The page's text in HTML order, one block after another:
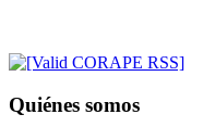
Quiénes somos